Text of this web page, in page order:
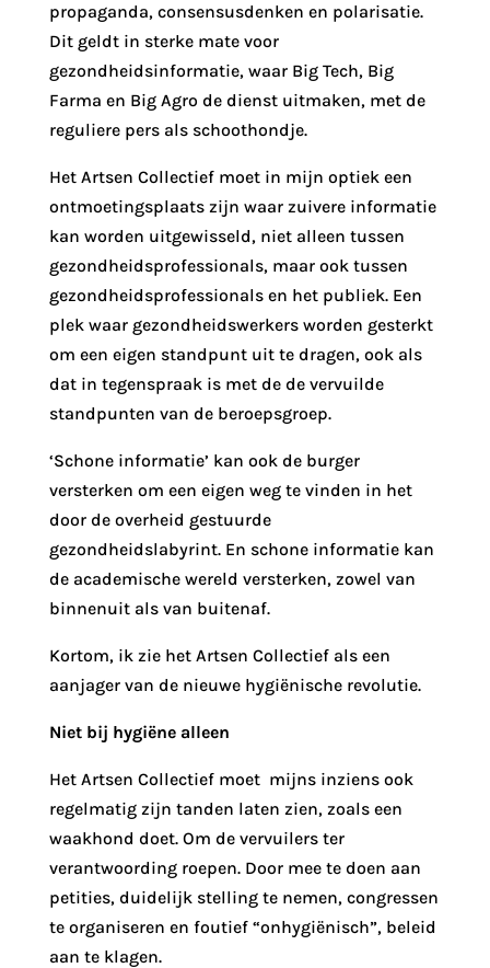
propaganda, consensusdenken en polarisatie.
Dit geldt in sterke mate voor
gezondheidsinformatie, waar Big Tech, Big
Farma en Big Agro de dienst uitmaken, met de
reguliere pers als schoothondje.
Het Artsen Collectief moet in mijn optiek een
ontmoetingsplaats zijn waar zuivere informatie
kan worden uitgewisseld, niet alleen tussen
gezondheidsprofessionals, maar ook tussen
gezondheidsprofessionals en het publiek. Een
plek waar gezondheidswerkers worden gesterkt
om een eigen standpunt uit te dragen, ook als
dat in tegenspraak is met de de vervuilde
standpunten van de beroepsgroep.
‘Schone informatie’ kan ook de burger
versterken om een eigen weg te vinden in het
door de overheid gestuurde
gezondheidslabyrint. En schone informatie kan
de academische wereld versterken, zowel van
binnenuit als van buitenaf.
Kortom, ik zie het Artsen Collectief als een
aanjager van de nieuwe hygiënische revolutie.
Niet bij hygiëne alleen
Het Artsen Collectief moet mijns inziens ook
regelmatig zijn tanden laten zien, zoals een
waakhond doet. Om de vervuilers ter
verantwoording roepen. Door mee te doen aan
petities, duidelijk stelling te nemen, congressen
te organiseren en foutief “onhygiënisch”, beleid
aan te klagen.